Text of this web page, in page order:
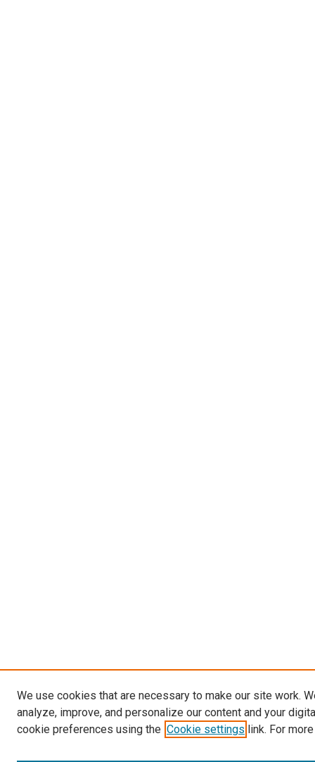
We use cookies that are necessary to make our site work.
analyze, improve, and personalize our content and your
cookie preferences using the Cookie settings link. For